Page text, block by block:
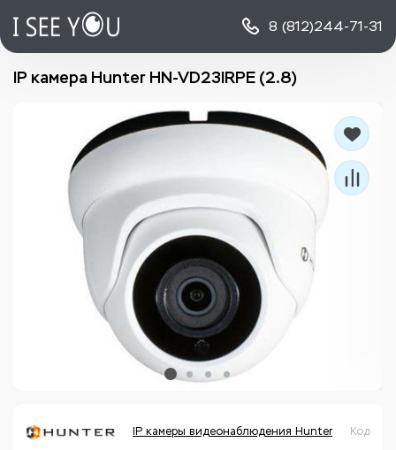
8 (812)244-71-31
IP камера Hunter HN-VD23IRPE (2.8)
IP камеры видеонаблюдения Hunter Код